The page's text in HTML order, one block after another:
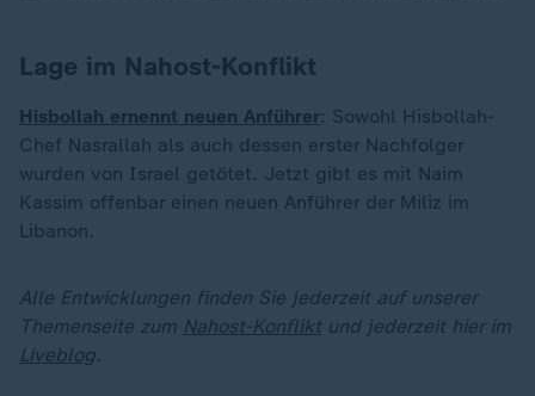
Lage im Nahost-Konflikt
Hisbollah ernennt neuen Anführer: Sowohl Hisbollah-
Chef Nasrallah als auch dessen erster Nachfolger
wurden von Israel getötet. Jetzt gibt es mit Naim
Kassim offenbar einen neuen Anführer der Miliz im
Libanon.
Alle Entwicklungen finden Sie jederzeit auf unserer
Themenseite zum Nahost-Konfliktund jederzeit hier im
Liveblog.